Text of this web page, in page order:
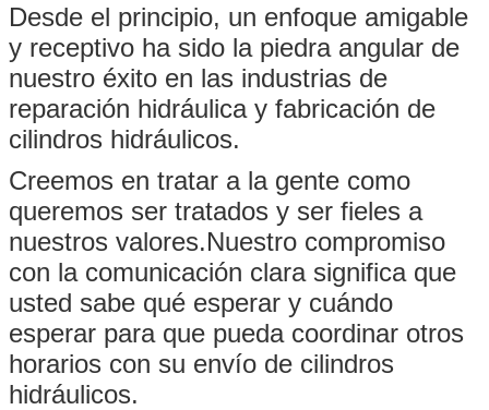
Desde el principio, un enfoque amigable
y receptivo ha sido la piedra angular de
nuestro éxito en las industrias de
reparación hidráulica y fabricación de
cilindros hidráulicos.
Creemos en tratar a la gente como
queremos ser tratados y ser fieles a
nuestros valores.Nuestro compromiso
con la comunicación clara significa que
usted sabe qué esperar y cuándo
esperar para que pueda coordinar otros
horarios con su envío de cilindros
hidráulicos.